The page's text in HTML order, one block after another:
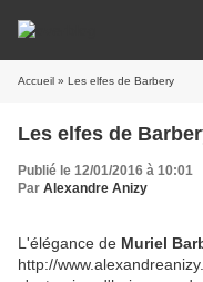
Accueil » Les elfes de Barbery
Les elfes de
Publié le 12/01/2016 à 10:01
Par Alexandre Anizy
L'élégance de Muriel
http://